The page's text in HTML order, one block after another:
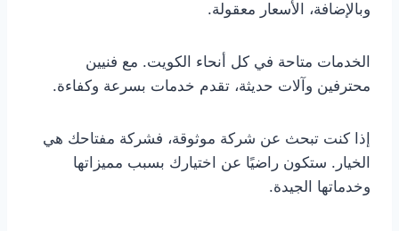
وبالإضافة، الأسعار معقولة.
الخدمات متاحة في كل أنحاء الكويت. مع فنيين
محترفين وآلات حديثة، تقدم خدمات بسرعة وكفاءة.
إذا كنت تبحث عن شركة موثوقة، فشركة مفتاحك هي
الخيار. ستكون راضيًا عن اختيارك بسبب مميزاتها
وخدماتها الجيدة.